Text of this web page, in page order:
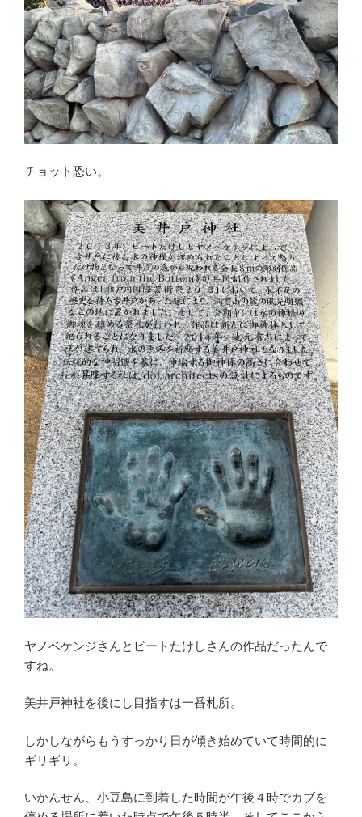
チョット恐い。
ヤノベケンジさんとビートたけしさんの作品だったんで
すね。
美井戸神社を後にし目指すは一番札所。
しかしながらもうすっかり日が傾き始めていて時間的に
ギリギリ。
いかんせん、小豆島に到着した時間が午後４時でカブを